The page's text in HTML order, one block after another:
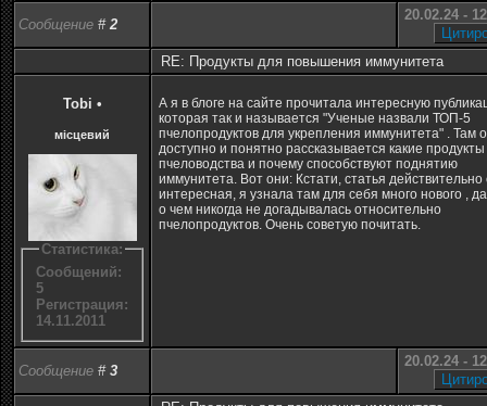
Сообщение # 2
20.02.24 -
RE: Продукты для повышения иммунитета
Tobi •
місцевий
Статистика:
Сообщений:
5
Регистрация:
14.11.2011
А я в блоге на сайте прочитала интересную
которая так и называется "Ученые назвали ТОП-5
пчелопродуктов для укрепления иммунитета" . Там
доступно и понятно рассказывается какие продукты
пчеловодства и почему способствуют поднятию
иммунитета. Вот они: Кстати, статья действительно
интересная, я узнала там для себя много нового ,
о чем никогда не догадывалась относительно
пчелопродуктов. Очень советую почитать.
Сообщение # 3
20.02.24 -